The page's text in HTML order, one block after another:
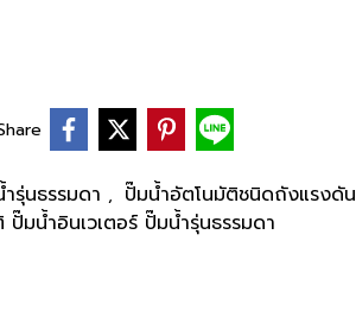
รุ่นธรรมดา , ปั๊มน้ำอัตโนมัติชนิดถังแรงดัน
มน้ำอินเวเตอร์ ปั๊มน้ำรุ่นธรรมดา